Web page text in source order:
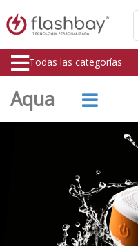
Todas las categorías
Aqua